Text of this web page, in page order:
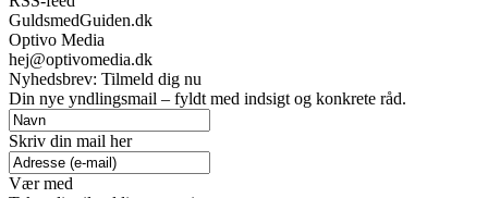
GuldsmedGuiden.dk
Optivo Media
hej@optivomedia.dk
Nyhedsbrev: Tilmeld dig nu
Din nye yndlingsmail – fyldt med indsigt og konkrete råd.
Skriv din mail her
Vær med